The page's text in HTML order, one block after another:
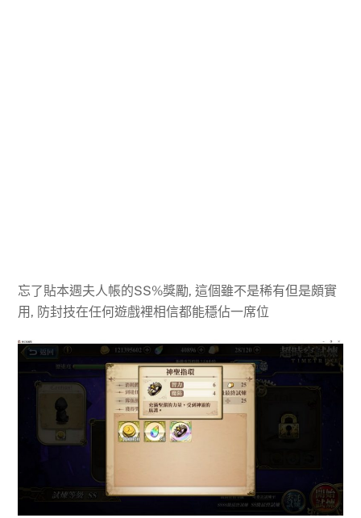
忘了貼本週夫人帳的SS%獎勵, 這個雖不是稀有但是頗實
用, 防封技在任何遊戲裡相信都能穩佔一席位